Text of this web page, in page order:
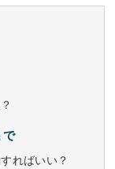
で
ればいい？